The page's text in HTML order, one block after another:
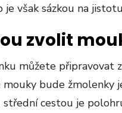
je však sázkou na
zvolit
můžete připravovat
mouky bude žmolenky
cestou je